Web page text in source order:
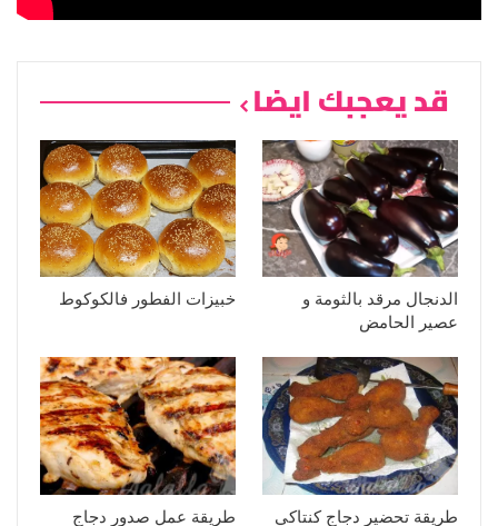
قد يعجبك ايضا
الدنجال مرقد بالثومة و
عصير الحامض
خبيزات الفطور فالكوكوط
طريقة تحضير دجاج كنتاكي طريقة عمل صدور دجاج